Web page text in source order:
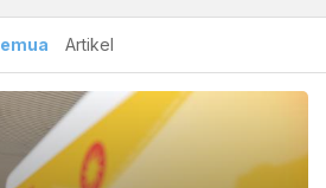
Shell
Artikel